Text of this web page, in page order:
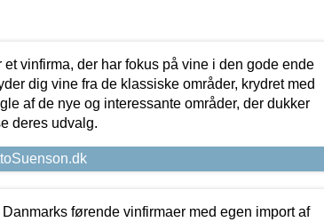
et vinfirma, der har fokus på vine i den gode ende
dig vine fra de klassiske områder, krydret med
af de nye og interessante områder, der dukker
deres udvalg.
førende vinfirmaer med egen import af